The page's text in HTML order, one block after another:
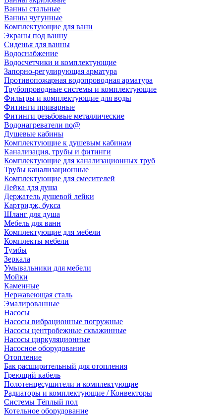
Ванны стальные
Ванны чугунные
Комплектующие для ванн
Экраны под ванну
Сиденья для ванны
Водоснабжение
Водосчетчики и комплектующие
Запорно-регулирующая арматура
Противопожарная водопроводная арматура
Трубопроводные системы и комплектующие
Фильтры и комплектующие для воды
Фитинги приварные
Фитинги резьбовые металлические
Водонагреватели no@
Душевые кабины
Комплектующие к душевым кабинам
Канализация, трубы и фитинги
Комплектующие для канализационных труб
Трубы канализационные
Комплектующие для смесителей
Лейка для душа
Держатель душевой лейки
Картридж, букса
Шланг для душа
Мебель для ванн
Комплектующие для мебели
Комплекты мебели
Тумбы
Зеркала
Умывальники для мебели
Мойки
Каменные
Нержавеющая сталь
Эмалированные
Насосы
Насосы вибрационные погружные
Насосы центробежные скважинные
Насосы циркуляционные
Насосное оборудование
Отопление
Бак расширительный для отопления
Греющий кабель
Полотенцесушители и комплектующие
Радиаторы и комплектующие / Конвекторы
Системы Тёплый пол
Котельное оборудование